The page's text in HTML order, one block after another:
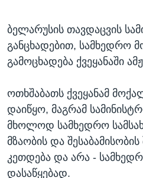
ᲒᲐᲚᲘᲚᲔᲝ
ᲓᲔᲖᲘᲜᲤᲝᲠᲛᲐᲪᲘᲐ
ენები
ბელარუსის თავდაცვის
განცხადებით, სამხედრო
გამოცხადება ქვეყანაში
ოთხშაბათს ქვეყანამ
დაიწყო, მაგრამ
მხოლოდ სამხედრო
მზაობის და
კეთდება და არა -
დასაწყებად.